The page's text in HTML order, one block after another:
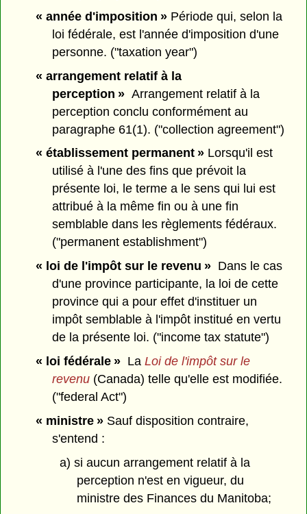
« année d'imposition »Période qui, selon la
loi fédérale, est l'année d'imposition d'une
personne. ("taxation year")
« arrangement relatif à la
perception » Arrangement relatif à la
perception conclu conformément au
paragraphe 61(1). ("collection agreement")
« établissement permanent »Lorsqu'il est
utilisé à l'une des fins que prévoit la
présente loi, le terme a le sens qui lui est
attribué à la même fin ou à une fin
semblable dans les règlements fédéraux.
("permanent establishment")
« loi de l'impôt sur le revenu »Dans le cas
d'une province participante, la loi de cette
province qui a pour effet d'instituer un
impôt semblable à l'impôt institué en vertu
de la présente loi. ("income tax statute")
« loi fédérale »La Loi de l'impôt sur le
revenu (Canada) telle qu'elle est modifiée.
("federal Act")
« ministre »Sauf disposition contraire,
s'entend :
a) si aucun arrangement relatif à la
perception n'est en vigueur, du
ministre des Finances du Manitoba;